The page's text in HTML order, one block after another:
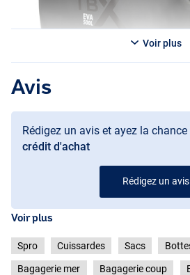
Voir plus
Avis
Rédigez un avis et ayez la
crédit d'achat
Rédigez un avis
Voir plus
Spro Cuissardes Sacs
Bagagerie mer Bagagerie coup